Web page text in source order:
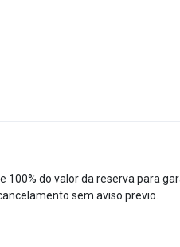
do valor da reserva para
sem aviso previo.